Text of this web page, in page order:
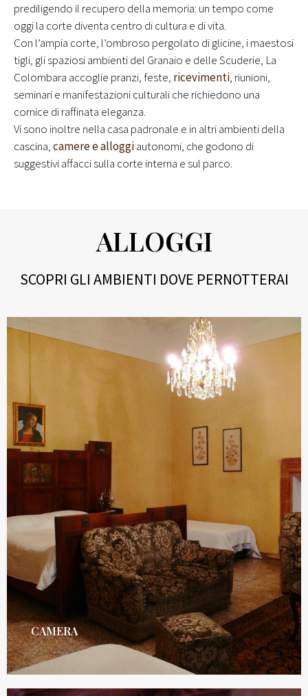
prediligendo il recupero della memoria: un tempo come
oggi la corte diventa centro di cultura e di vita.
Con l’ampia corte, l’ombroso pergolato di glicine, i maestosi
tigli, gli spaziosi ambienti del Granaio e delle Scuderie, La
Colombara accoglie pranzi, feste, ricevimenti, riunioni,
seminari e manifestazioni culturali che richiedono una
cornice di raffinata eleganza.
Vi sono inoltre nella casa padronale e in altri ambienti della
cascina,camere e alloggiautonomi, che godono di
suggestivi affacci sulla corte interna e sul parco.
ALLOGGI
SCOPRI GLI AMBIENTI DOVE PERNOTTERAI
CAMERA